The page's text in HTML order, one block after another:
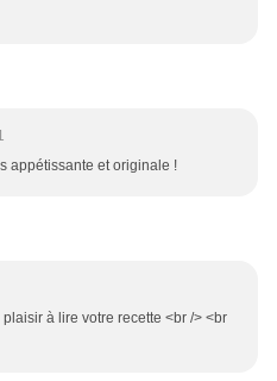
appétissante et originale !
à lire votre recette <br /> <br